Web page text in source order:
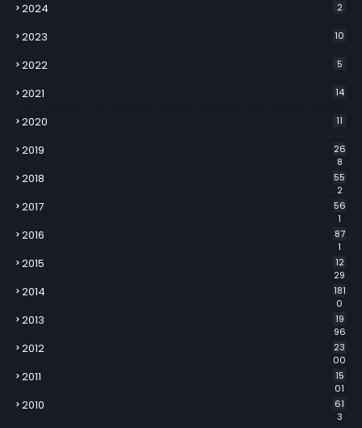
2024 2
2023 10
2022 5
2021 14
2020 11
2019
26
8
2018
55
2
2017
56
1
2016
87
1
2015
12
29
2014
181
0
2013
19
96
2012
23
00
2011
15
01
2010
61
3